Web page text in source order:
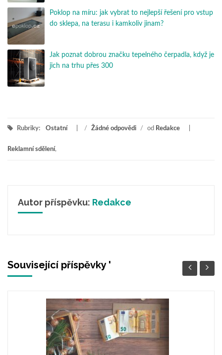
Poklop na míru: jak vybrat to nejlepší řešení pro vstup
do sklepa, na terasu i kamkoliv jinam?
Jak poznat dobrou značku tepelného čerpadla, když je
jich na trhu přes 300
Rubriky: Ostatní / Žádné odpovědi / od Redakce
Reklamní sdělení,
Autor příspěvku: Redakce
Související příspěvky '